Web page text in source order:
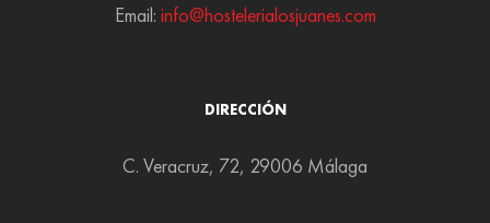
Email: info@hostelerialosjuanes.com
DIRECCIÓN
C. Veracruz, 72, 29006 Málaga